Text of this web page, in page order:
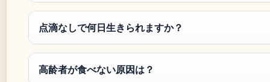
点滴なしで何日生きられますか？
高龄者が食べない原因は？